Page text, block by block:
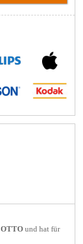
OTTO und hat für